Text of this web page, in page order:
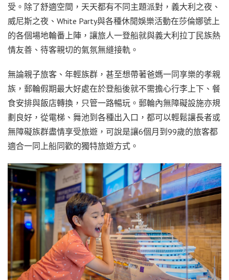
受。除了舒適空間，天天都有不同主題派對，義大利之夜、
威尼斯之夜、White Party與各種休閒娛樂活動在莎倫娜號上
的各個場地輪番上陣，讓旅人一登船就與義大利拉丁民族熱
情友善、待客親切的氣氛無縫接軌。
無論親子旅客、年輕族群，甚至想帶著爸媽一同享樂的孝親
族，郵輪假期最大好處在於登船後就不需擔心行李上下、餐
食安排與飯店轉換，只管一路暢玩。郵輪內無障礙設施亦規
劃良好，從電梯、舞池到各種出入口，都可以輕鬆讓長者或
無障礙族群盡情享受旅遊，可說是讓6個月到99歲的旅客都
適合一同上船同歡的獨特旅遊方式。